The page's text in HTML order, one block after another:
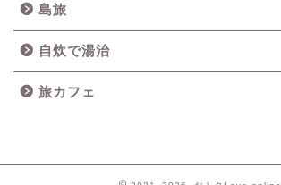
島旅
自炊で湯治
旅カフェ